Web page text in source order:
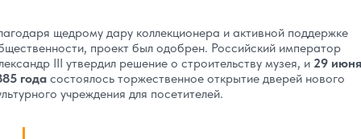
щедрому дару коллекционера и активной поддержке
проект был одобрен. Российский император
III утвердил решение о строительству музея, и 29 июня
года состоялось торжественное открытие дверей нового
учреждения для посетителей.